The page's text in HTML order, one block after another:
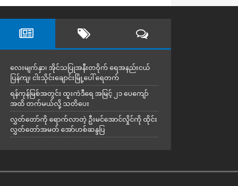
လေးမျက်နှာ၊ အိုင်သပြုအနီးတဝိုက် ရေအနည်းငယ်
ပြန်ကျ၊ ငါးသိုင်းချောင်းမြို့ပေါ် ရေတက်
ရန်ကုန်မြစ်အတွင်း ထူးကဲဒီရေ အ​မြင့် ၂၁ ပေကျော်
အထိ တက်မယ်လို့ သတိပေး
လွှတ်တော်ကို ရောက်လာတဲ့ ဦးမင်အောင်လှိုင်ကို ထိုင်း
လွှတ်တော်အမတ် အော်ဟစ်ဆန္ဒပြ